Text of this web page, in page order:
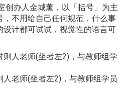
创办人金城薰，以「括号」为主
，不用给自己任何规范，什么事
设计都可试试，视觉性的语言可
人老师(坐者左2)，与教师组学员